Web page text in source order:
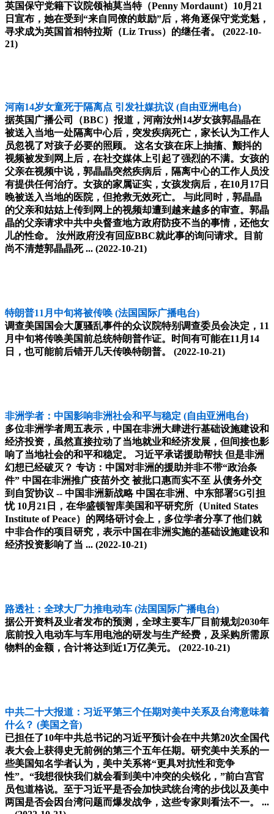
英国保守党籍下议院领袖莫当特（Penny Mordaunt）10月21
日宣布，她在受到“来自同僚的鼓励”后，将角逐保守党党魁，
寻求成为英国首相特拉斯（Liz Truss）的继任者。 (2022-10-
21)
河南14岁女童死于隔离点 引发社媒抗议 (自由亚洲电台)
据英国广播公司（BBC）报道，河南汝州14岁女孩郭晶晶在
被送入当地一处隔离中心后，突发疾病死亡，家长认为工作人
员忽视了对孩子必要的照顾。 这名女孩在床上抽搐、颤抖的
视频被发到网上后，在社交媒体上引起了强烈的不满。女孩的
父亲在视频中说，郭晶晶突然疾病后，隔离中心的工作人员没
有提供任何治疗。女孩的家属证实，女孩发病后，在10月17日
晚被送入当地的医院，但抢救无效死亡。 与此同时，郭晶晶
的父亲和姑姑上传到网上的视频却遭到越来越多的审查。郭晶
晶的父亲请求中共中央督查地方政府防疫不当的事情，还他女
儿的性命。 汝州政府没有回应BBC就此事的询问请求。目前
尚不清楚郭晶晶死 ... (2022-10-21)
特朗普11月中旬将被传唤 (法国国际广播电台)
调查美国国会大厦骚乱事件的众议院特别调查委员会决定，11
月中旬将传唤美国前总统特朗普作证。时间有可能在11月14
日，也可能前后错开几天传唤特朗普。 (2022-10-21)
非洲学者：中国影响非洲社会和平与稳定 (自由亚洲电台)
多位非洲学者周五表示，中国在非洲大肆进行基础设施建设和
经济投资，虽然直接拉动了当地就业和经济发展，但间接也影
响了当地社会的和平和稳定。 习近平承诺援助帮扶 但是非洲
幻想已经破灭？ 专访：中国对非洲的援助并非不带“政治条
件” 中国在非洲推广疫苗外交 被批口惠而实不至 从债务外交
到自贸协议 -- 中国非洲新战略 中国在非洲、中东部署5G引担
忧 10月21日，在华盛顿智库美国和平研究所（United States
Institute of Peace）的网络研讨会上，多位学者分享了他们就
中非合作的项目研究，表示中国在非洲实施的基础设施建设和
经济投资影响了当 ... (2022-10-21)
路透社：全球大厂力推电动车 (法国国际广播电台)
据公开资料及业者发布的预测，全球主要车厂目前规划2030年
底前投入电动车与车用电池的研发与生产经费，及采购所需原
物料的金额，合计将达到近1万亿美元。 (2022-10-21)
中共二十大报道：习近平第三个任期对美中关系及台湾意味着
什么？ (美国之音)
已担任了10年中共总书记的习近平预计会在中共第20次全国代
表大会上获得史无前例的第三个五年任期。研究美中关系的一
些美国知名学者认为，美中关系将“更具对抗性和竞争
性”。“我想很快我们就会看到美中冲突的尖锐化，”前白宫官
员包道格说。至于习近平是否会加快武统台湾的步伐以及美中
两国是否会因台湾问题而爆发战争，这些专家则看法不一。 ...